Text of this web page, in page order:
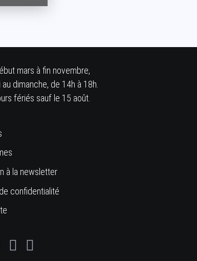
mars à fin novembre,
dimanche, de 14h à 18h.
fériés sauf le 15 août.
à la newsletter
confidentialité